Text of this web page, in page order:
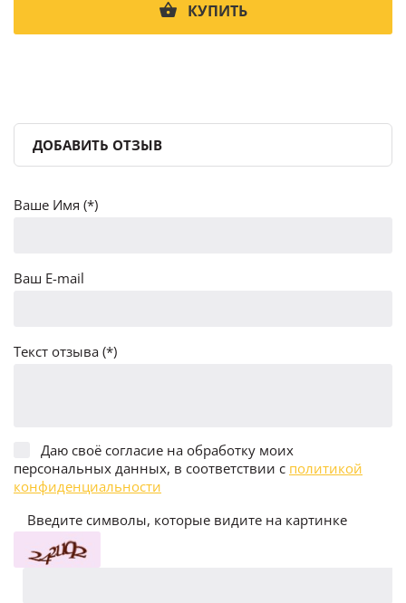
КУПИТЬ
ДОБАВИТЬ ОТЗЫВ
Ваше Имя (*)
Ваш E-mail
Текст отзыва (*)
Даю своё согласие на обработку моих
персональных данных, в соответствии с политикой
конфиденциальности
Введите символы, которые видите на картинке